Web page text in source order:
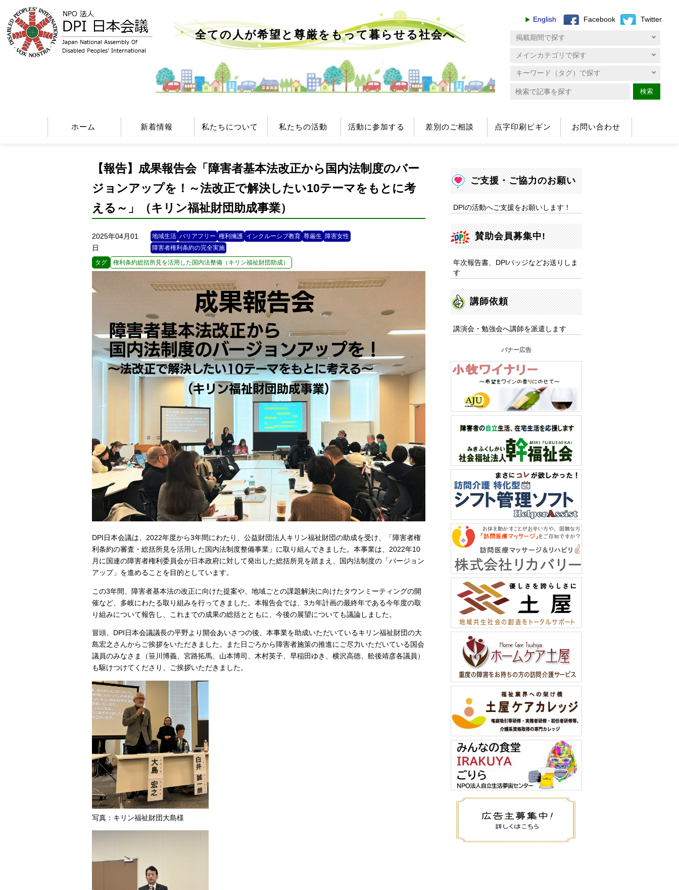
全ての人が希望と尊厳をもって暮らせる社会へ
English Facebook Twitter
検索
ホーム 新着情報 私たちについて 私たちの活動 活動に参加する 差別のご相談 点字印刷ビギン お問い合わせ
【報告】成果報告会「障害者基本法改正から国内法制度のバー
ジョンアップを！～法改正で解決したい10テーマをもとに考
える～」（キリン福祉財団助成事業）
2025年04月01
日
地域生活 バリアフリー 権利擁護 インクルーシブ教育 尊厳生 障害女性
障害者権利条約の完全実施
タグ 権利条約総括所見を活用した国内法整備（キリン福祉財団助成）
DPI日本会議は、2022年度から3年間にわたり、公益財団法人キリン福祉財団の助成を受け、「障害者権
利条約の審査・総括所見を活用した国内法制度整備事業」に取り組んできました。本事業は、2022年10
月に国連の障害者権利委員会が日本政府に対して発出した総括所見を踏まえ、国内法制度の「バージョン
アップ」を進めることを目的としています。
この3年間、障害者基本法の改正に向けた提案や、地域ごとの課題解決に向けたタウンミーティングの開
催など、多岐にわたる取り組みを行ってきました。本報告会では、3カ年計画の最終年である今年度の取
り組みについて報告し、これまでの成果の総括とともに、今後の展望についても議論しました。
冒頭、DPI日本会議議長の平野より開会あいさつの後、本事業を助成いただいているキリン福祉財団の大
島宏之さんからご挨拶をいただきました。また日ごろから障害者施策の推進にご尽力いただいている国会
議員のみなさま（笹川博義、宮路拓馬、山本博司、木村英子、早稲田ゆき、横沢高徳、舩後靖彦各議員）
も駆けつけてくださり、ご挨拶いただきました。
写真：キリン福祉財団大島様
ご支援・ご協力のお願い
DPIの活動へご支援をお願いします！
賛助会員募集中!
年次報告書、DPIバッジなどお送りしま
す
講師依頼
講演会・勉強会へ講師を派遣します
バナー広告